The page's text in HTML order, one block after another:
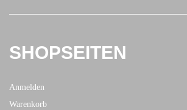
SHOPSEITEN
Anmelden
Warenkorb